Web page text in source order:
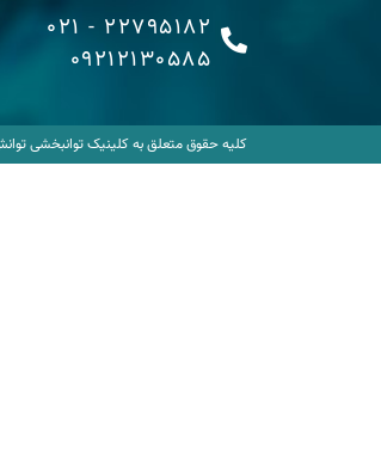
22795182 - 021
09212130585
کلیه حقوق متعلق به کلینیک توانبخشی